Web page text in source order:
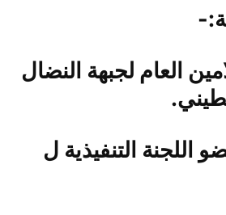
ألامين العام لجبهة النضال
.
عضو اللجنة التنفيذية ل